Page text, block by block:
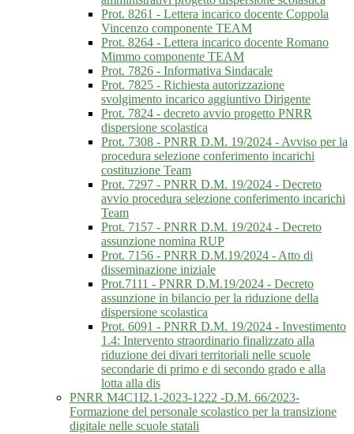
Prot. 8261 - Lettera incarico docente Coppola
Vincenzo componente TEAM
Prot. 8264 - Lettera incarico docente Romano
Mimmo componente TEAM
Prot. 7826 - Informativa Sindacale
Prot. 7825 - Richiesta autorizzazione
svolgimento incarico aggiuntivo Dirigente
Prot. 7824 - decreto avvio progetto PNRR
dispersione scolastica
Prot. 7308 - PNRR D.M. 19/2024 - Avviso per la
procedura selezione conferimento incarichi
costituzione Team
Prot. 7297 - PNRR D.M. 19/2024 - Decreto
avvio procedura selezione conferimento incarichi
Team
Prot. 7157 - PNRR D.M. 19/2024 - Decreto
assunzione nomina RUP
Prot. 7156 - PNRR D.M.19/2024 - Atto di
disseminazione iniziale
Prot.7111 - PNRR D.M.19/2024 - Decreto
assunzione in bilancio per la riduzione della
dispersione scolastica
Prot. 6091 - PNRR D.M. 19/2024 - Investimento
1.4: Intervento straordinario finalizzato alla
riduzione dei divari territoriali nelle scuole
secondarie di primo e di secondo grado e alla
lotta alla dis
PNRR M4C1I2.1-2023-1222 -D.M. 66/2023-
Formazione del personale scolastico per la transizione
digitale nelle scuole statali